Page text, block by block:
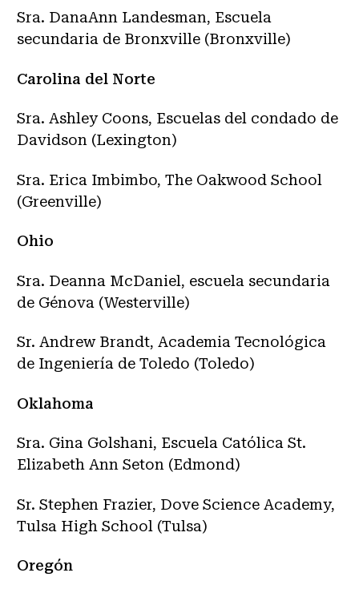
Sra. DanaAnn Landesman, Escuela
secundaria de Bronxville (Bronxville)
Carolina del Norte
Sra. Ashley Coons, Escuelas del condado de
Davidson (Lexington)
Sra. Erica Imbimbo, The Oakwood School
(Greenville)
Ohio
Sra. Deanna McDaniel, escuela secundaria
de Génova (Westerville)
Sr. Andrew Brandt, Academia Tecnológica
de Ingeniería de Toledo (Toledo)
Oklahoma
Sra. Gina Golshani, Escuela Católica St.
Elizabeth Ann Seton (Edmond)
Sr. Stephen Frazier, Dove Science Academy,
Tulsa High School (Tulsa)
Oregón